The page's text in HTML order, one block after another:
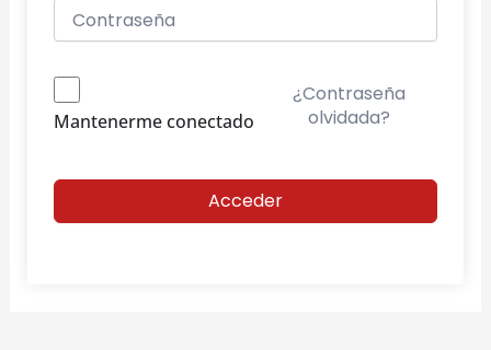
Mantenerme conectado
¿Contraseña
olvidada?
Acceder